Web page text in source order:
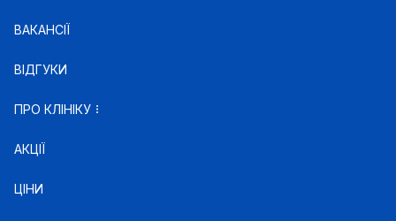
ВАКАНСІЇ
ВІДГУКИ
ПРО КЛІНІКУ
АКЦІЇ
ЦІНИ